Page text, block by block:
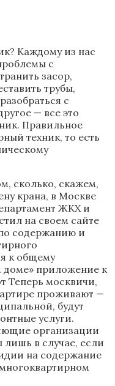
Каждому из нас
с
засор,
трубы,
с
— все это
Правильное
техник, то есть
сколько, скажем,
крана, в Москве
ЖКХ и
на своем сайте
содержанию и
к общему
доме» приложение к
Теперь москвичи,
проживают —
будут
услуги.
организации
в случае, если
на содержание